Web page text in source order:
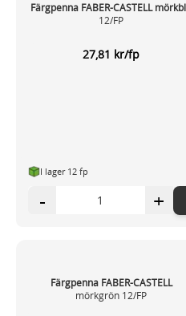
Färgpenna FABER-CASTELL
12/FP
27,81 kr/fp
I lager 12 fp
- +
Färgpenna FABER-CASTELL
mörkgrön 12/FP